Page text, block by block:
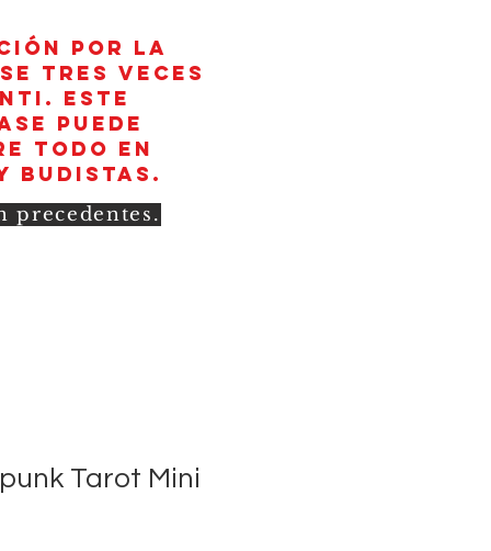
por la
tres veces
Este
puede
todo en
budistas.
precedentes.
Tarot Mini